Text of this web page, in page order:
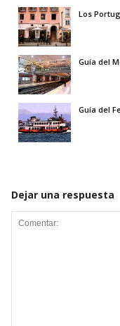
Los
Guía del
Guía del
Dejar una respuesta